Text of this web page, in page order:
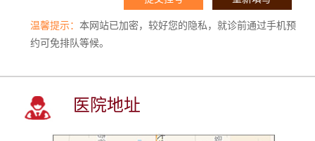
温馨提示：本网站已加密，较好您的隐私，就诊前通过手机预
约可免排队等候。
医院地址